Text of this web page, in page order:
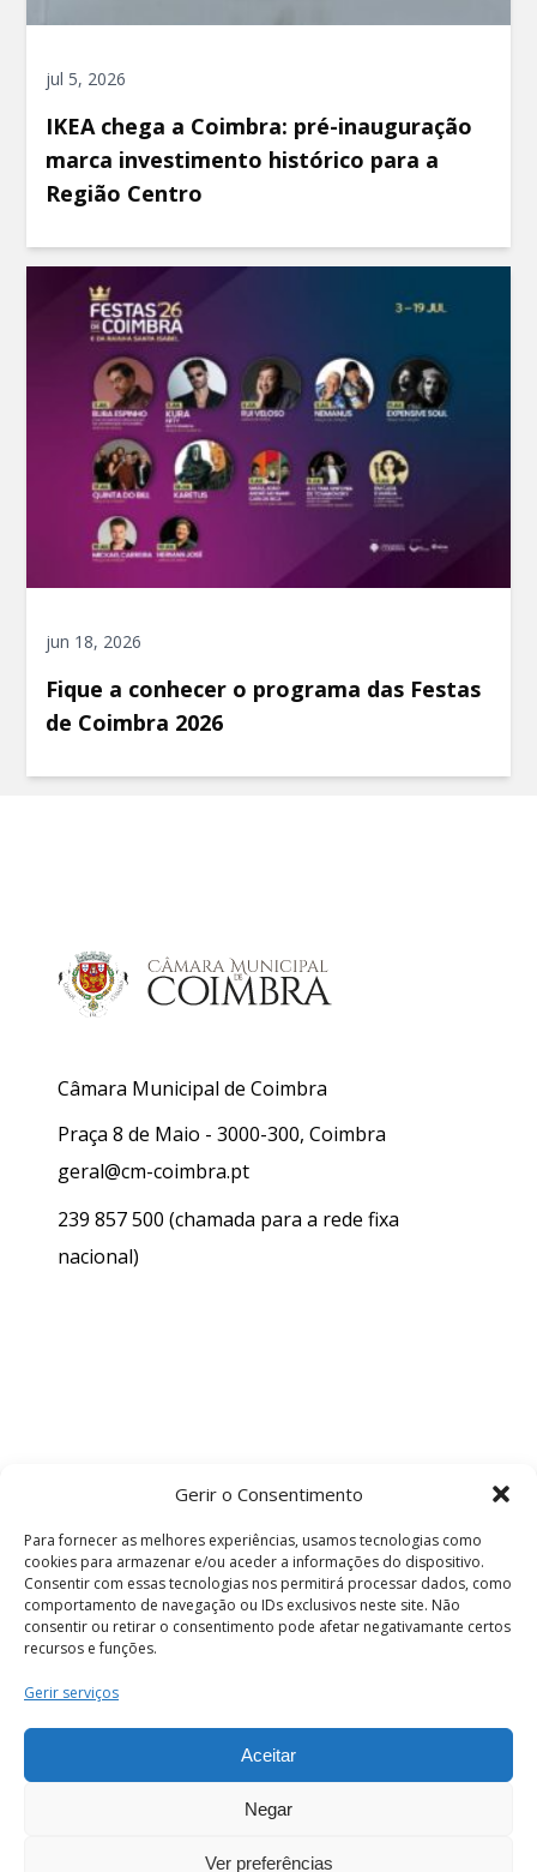
Gerir o Consentimento
Para fornecer as melhores experiências, usamos tecnologias como
cookies para armazenar e/ou aceder a informações do dispositivo.
Consentir com essas tecnologias nos permitirá processar dados, como
comportamento de navegação ou IDs exclusivos neste site. Não
consentir ou retirar o consentimento pode afetar negativamante certos
recursos e funções.
Gerir serviços
Aceitar
Negar
Ver preferências
jul 5, 2026
IKEA chega a Coimbra: pré-inauguração
marca investimento histórico para a
Região Centro
jun 18, 2026
Fique a conhecer o programa das Festas
de Coimbra 2026
Câmara Municipal de Coimbra
Praça 8 de Maio - 3000-300, Coimbra
geral@cm-coimbra.pt
239 857 500 (chamada para a rede fixa
nacional)
Termos e Condições
os direitos reservados.